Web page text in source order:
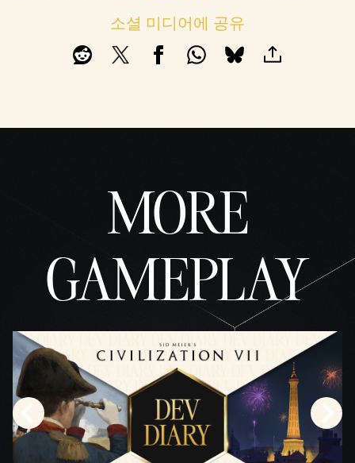
로
간주
되
며,
터가
Googl
e 서
전송
됩니
다.
소셜 미디어에 공유
MORE
GAMEPLAY